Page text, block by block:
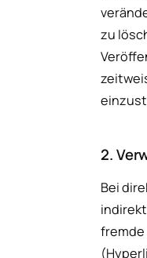
zu
2.
Bei